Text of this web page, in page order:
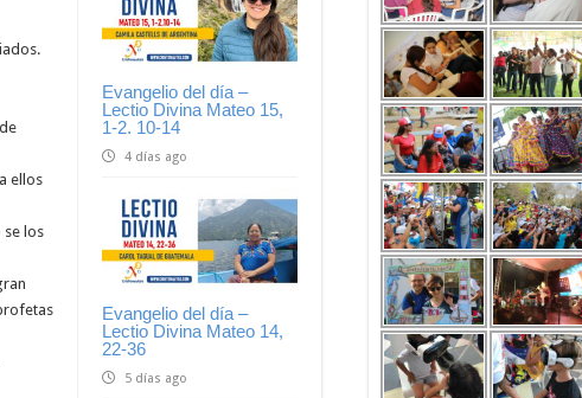
Evangelio del día –
Lectio Divina Mateo 15,
1-2. 10-14
4 días ago
Evangelio del día –
Lectio Divina Mateo 14,
22-36
5 días ago
ellos
se los